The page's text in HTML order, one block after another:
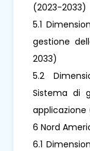
(2023-2033)
5.1
gestione
2033)
5.2
Sistema di
applicazione
6 Nord
6.1